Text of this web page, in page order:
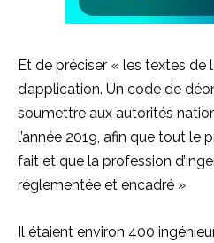
Et de préciser « les textes de
d’application. Un code de
soumettre aux autorités
l’année 2019, afin que tout le
fait et que la profession
réglementée et encadré »
Il étaient environ 400